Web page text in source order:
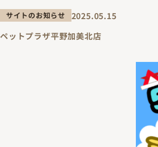
サイトのお知らせ
2025.05.15
ペットプラザ平野加美北店